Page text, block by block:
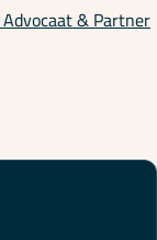
Advocaat & Partner